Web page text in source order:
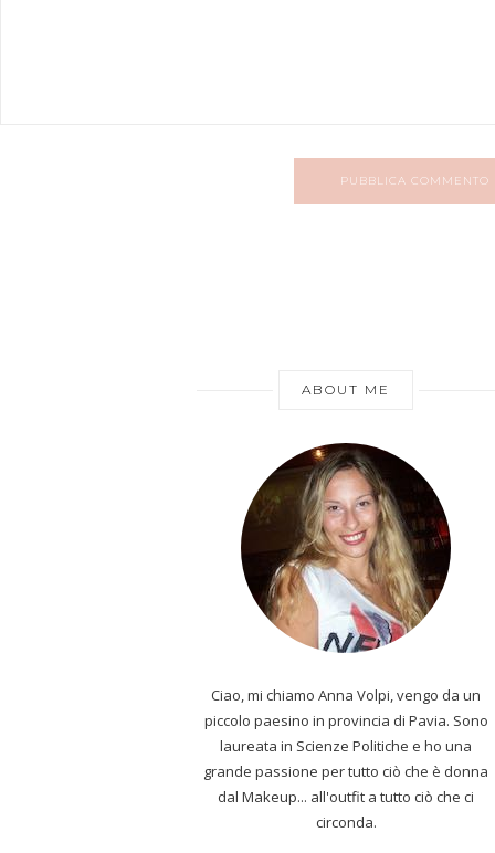
PUBBLICA COMMENTO
ABOUT ME
Ciao, mi chiamo Anna Volpi, vengo da un
piccolo paesino in provincia di Pavia. Sono
laureata in Scienze Politiche e ho una
grande passione per tutto ciò che è donna
dal Makeup... all'outfit a tutto ciò che ci
circonda.